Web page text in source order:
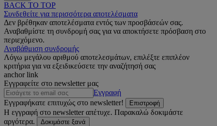
BACK TO TOP
Συνδεθείτε για περισσότερα αποτελέσματα
Δεν βρέθηκαν αποτελέσματα εντός των προσβάσεών σας.
Αναβαθμίστε τη συνδρομή σας για να αποκτήσετε πρόσβαση στο
περιεχόμενο.
Αναβάθμιση συνδρομής
Λόγω μεγάλου αριθμού αποτελεσμάτων, επιλέξτε επιπλέον
κριτήρια για να εξειδικεύσετε την αναζήτησή σας
anchor link
Εγγραφείτε στο newsletter μας
Εγγραφή
Εγγραφήκατε επιτυχώς στο newsletter!
Επιστροφή
Η εγγραφή στο newsletter απέτυχε. Παρακαλώ δοκιμάστε
αργότερα.
Δοκιμάστε ξανά